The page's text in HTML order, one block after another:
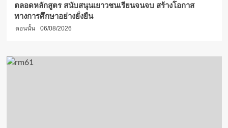
ตลอดหลักสูตร สนับสนุนเยาวชนเรียนจนจบ สร้างโอกาส
ทางการศึกษาอย่างยั่งยืน
ตอนนั้น 06/08/2026